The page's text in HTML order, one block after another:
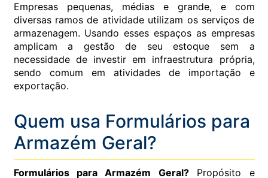
Empresas pequenas, médias e grande, e com
diversas ramos de atividade utilizam os serviços de
armazenagem. Usando esses espaços as empresas
amplicam a gestão de seu estoque sem a
necessidade de investir em infraestrutura própria,
sendo comum em atividades de importação e
exportação.
Quem usa Formulários para
Armazém Geral?
Formulários para Armazém Geral?Propósito e